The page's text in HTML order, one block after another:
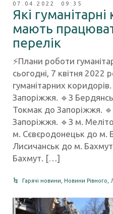
07.04.2022 09:35
Які
мають
перелік
⚡️Плани роботи
сьогодні, 7 квітня 2022
гуманітарних
Запоріжжя. 🔹З
Токмак до Запоріжжя.
Запоріжжя. 🔹З м.
м. Сєвєродонецьк до м.
Лисичанськ до м.
Бахмут. […]
Гарячі новини, Новини Рівного,